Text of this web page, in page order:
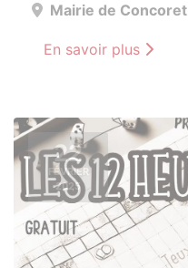
Mairie de Concoret
En savoir plus
22
FÉVRIER
2025